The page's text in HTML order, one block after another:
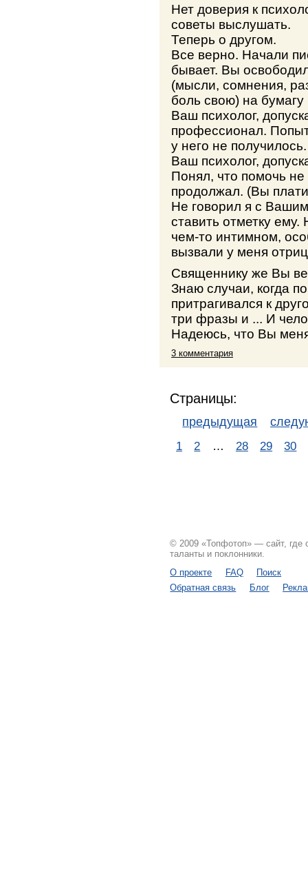
Нет доверия к
советы выслушать.
Теперь о другом.
Все верно. Начали
бывает. Вы
(мысли, сомнения,
боль свою) на
Ваш психолог,
профессионал.
у него не
Ваш психолог,
Понял, что помочь не
продолжал. (Вы
Не говорил я с
ставить отметку
чем-то интимном,
вызвали у меня
Священнику же Вы
Знаю случаи, когда
притрагивался к
три фразы и ... И
Надеюсь, что Вы
3 комментария
Страницы:
предыдущая
1 2 … 28 29 30
© 2009 «Топфотоп» — сайт, где
таланты и поклонники.
О проекте
FAQ
Поиск
Обратная связь
Блог